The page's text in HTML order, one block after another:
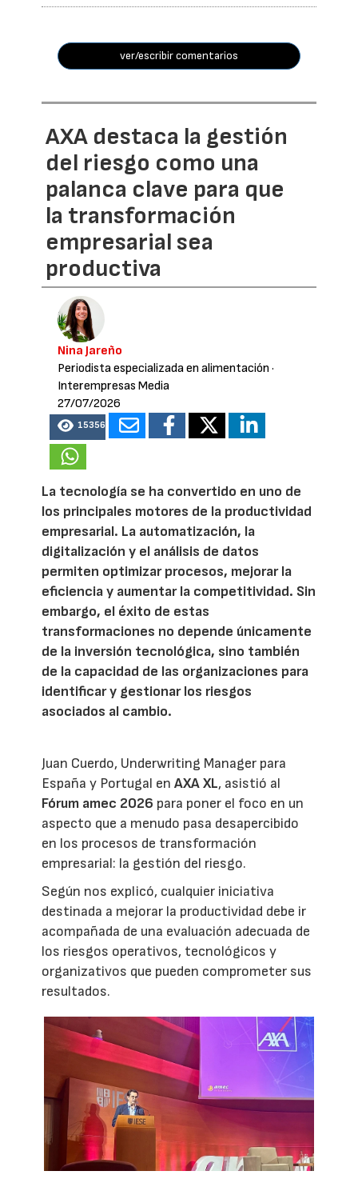
ver/escribir comentarios
AXA destaca la gestión
del riesgo como una
palanca clave para que
la transformación
empresarial sea
productiva
Nina Jareño
Periodista especializada en alimentación ·
Interempresas Media
27/07/2026
15356
La tecnología se ha convertido en uno de
los principales motores de la productividad
empresarial. La automatización, la
digitalización y el análisis de datos
permiten optimizar procesos, mejorar la
eficiencia y aumentar la competitividad. Sin
embargo, el éxito de estas
transformaciones no depende únicamente
de la inversión tecnológica, sino también
de la capacidad de las organizaciones para
identificar y gestionar los riesgos
asociados al cambio.
Juan Cuerdo, Underwriting Manager para
España y Portugal enAXA XL, asistió al
Fórum amec 2026 para poner el foco en un
aspecto que a menudo pasa desapercibido
en los procesos de transformación
empresarial: la gestión del riesgo.
Según nos explicó, cualquier iniciativa
destinada a mejorar la productividad debe ir
acompañada de una evaluación adecuada de
los riesgos operativos, tecnológicos y
organizativos que pueden comprometer sus
resultados.